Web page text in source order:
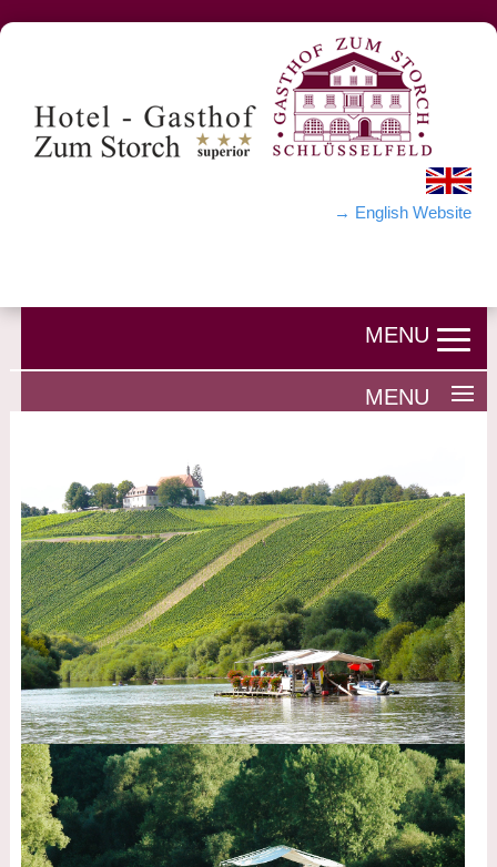
→ English Website